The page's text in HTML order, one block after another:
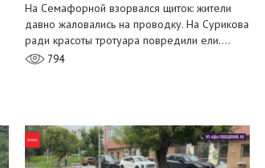
На Семафорной взорвался щиток: жители
давно жаловались на проводку. На Сурикова
ради красоты тротуара повредили ели.…
794